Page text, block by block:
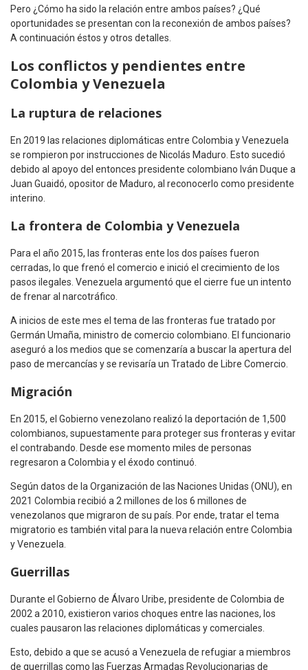
Pero ¿Cómo ha sido la relación entre ambos países? ¿Qué
oportunidades se presentan con la reconexión de ambos países?
A continuación éstos y otros detalles.
Los conflictos y pendientes entre
Colombia y Venezuela
La ruptura de relaciones
En 2019 las relaciones diplomáticas entre Colombia y Venezuela
se rompieron por instrucciones de Nicolás Maduro. Esto sucedió
debido al apoyo del entonces presidente colombiano Iván Duque a
Juan Guaidó, opositor de Maduro, al reconocerlo como presidente
interino.
La frontera de Colombia y Venezuela
Para el año 2015, las fronteras ente los dos países fueron
cerradas, lo que frenó el comercio e inició el crecimiento de los
pasos ilegales. Venezuela argumentó que el cierre fue un intento
de frenar al narcotráfico.
A inicios de este mes el tema de las fronteras fue tratado por
Germán Umaña, ministro de comercio colombiano. El funcionario
aseguró a los medios que se comenzaría a buscar la apertura del
paso de mercancías y se revisaría un Tratado de Libre Comercio.
Migración
En 2015, el Gobierno venezolano realizó la deportación de 1,500
colombianos, supuestamente para proteger sus fronteras y evitar
el contrabando. Desde ese momento miles de personas
regresaron a Colombia y el éxodo continuó.
Según datos de la Organización de las Naciones Unidas (ONU), en
2021 Colombia recibió a 2 millones de los 6 millones de
venezolanos que migraron de su país. Por ende, tratar el tema
migratorio es también vital para la nueva relación entre Colombia
y Venezuela.
Guerrillas
Durante el Gobierno de Álvaro Uribe, presidente de Colombia de
2002 a 2010, existieron varios choques entre las naciones, los
cuales pausaron las relaciones diplomáticas y comerciales.
Esto, debido a que se acusó a Venezuela de refugiar a miembros
de guerrillas como las Fuerzas Armadas Revolucionarias de